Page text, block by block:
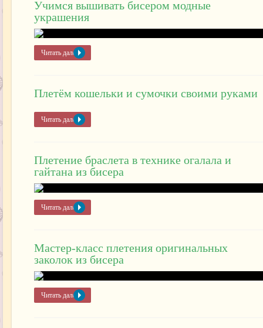
Учимся вышивать бисером модные
украшения
Читать далее »
Плетём кошельки и сумочки своими руками
Читать далее »
Плетение браслета в технике огалала и
гайтана из бисера
Читать далее »
Мастер-класс плетения оригинальных
заколок из бисера
Читать далее »